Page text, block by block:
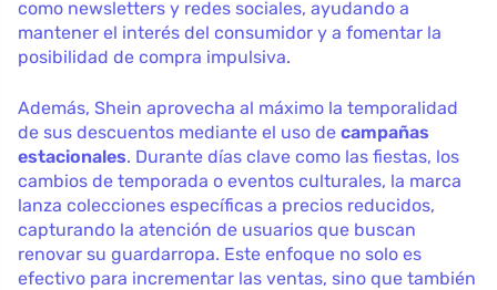
como newsletters y redes sociales, ayudando a
mantener el interés del consumidor y a fomentar la
posibilidad de compra impulsiva.
Además, Shein aprovecha al máximo la temporalidad
de sus descuentos mediante el uso de campañas
estacionales. Durante días clave como las fiestas, los
cambios de temporada o eventos culturales, la marca
lanza colecciones específicas a precios reducidos,
capturando la atención de usuarios que buscan
renovar su guardarropa. Este enfoque no solo es
efectivo para incrementar las ventas, sino que también